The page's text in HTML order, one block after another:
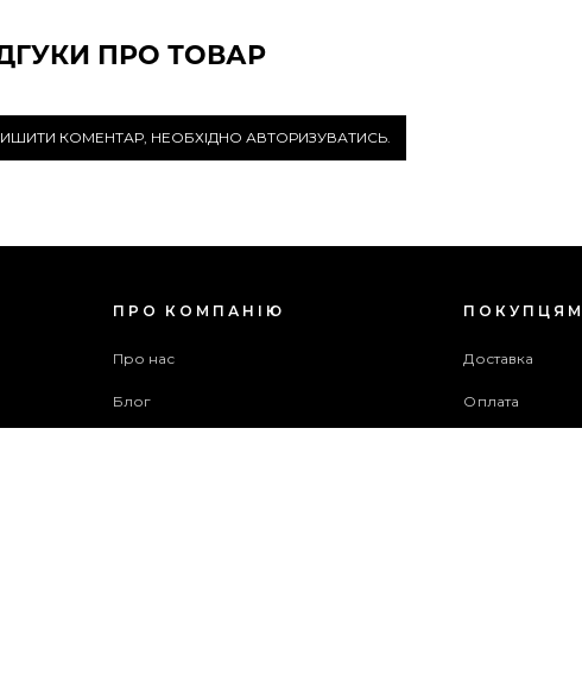
ПРО ТОВАР
КОМЕНТАР, НЕОБХІДНО АВТОРИЗУВАТИСЬ.
ПРО КОМПАНІЮ
Про нас
Блог
ПОКУПЦЯМ
Доставка
Оплата